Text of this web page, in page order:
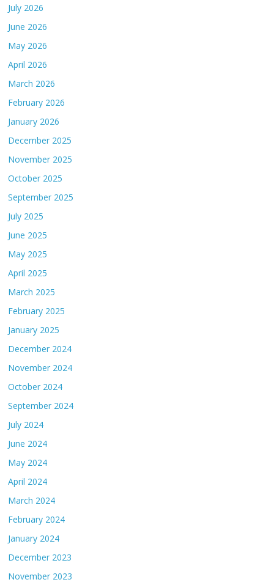
July 2026
June 2026
May 2026
April 2026
March 2026
February 2026
January 2026
December 2025
November 2025
October 2025
September 2025
July 2025
June 2025
May 2025
April 2025
March 2025
February 2025
January 2025
December 2024
November 2024
October 2024
September 2024
July 2024
June 2024
May 2024
April 2024
March 2024
February 2024
January 2024
December 2023
November 2023